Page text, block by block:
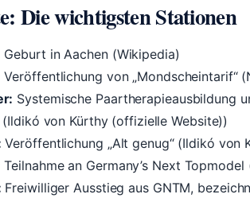
Die wichtigsten Stationen
Geburt in Aachen (Wikipedia)
Veröffentlichung von „Mondscheintarif“
Systemische Paartherapieausbildung
von Kürthy (offizielle Website))
Veröffentlichung „Alt genug“ (Ildikó von
Teilnahme an Germany’s Next
Freiwilliger Ausstieg aus GNTM,